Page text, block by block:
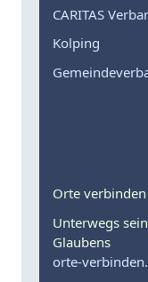
CARITAS
Kolping
Orte verbinden
Unterwegs
Glaubens
orte-